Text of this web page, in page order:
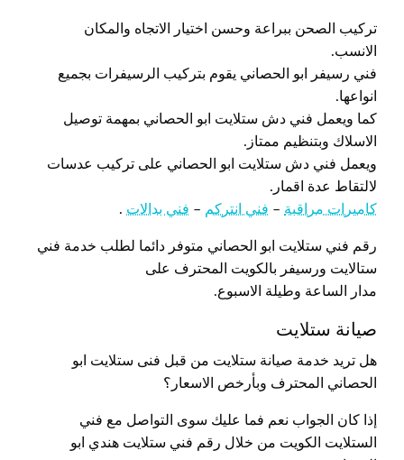
تركيب الصحن ببراعة وحسن اختيار الاتجاه والمكان
الانسب.
فني رسيفر ابو الحصاني يقوم بتركيب الرسيفرات بجميع
انواعها.
كما ويعمل فني دش ستلايت ابو الحصاني بمهمة توصيل
الاسلاك وبتنظيم ممتاز.
ويعمل فني دش ستلايت ابو الحصاني على تركيب عدسات
لالتقاط عدة اقمار.
كاميرات مراقبة – فني انتركم – فني بدالات .
رقم فني ستلايت ابو الحصاني متوفر دائما لطلب خدمة فني
ستالايت ورسيفر بالكويت المحترف على
مدار الساعة وطيلة الاسبوع.
صيانة ستلايت
هل تريد خدمة صيانة ستلايت من قبل فنى ستلايت ابو
الحصاني المحترف وبأرخص الاسعار؟
إذا كان الجواب نعم فما عليك سوى التواصل مع فني
الستلايت الكويت من خلال رقم فني ستلايت هندي ابو